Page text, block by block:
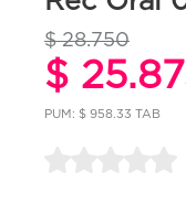
$ 28.750
$
PUM: $ 958.33 TAB